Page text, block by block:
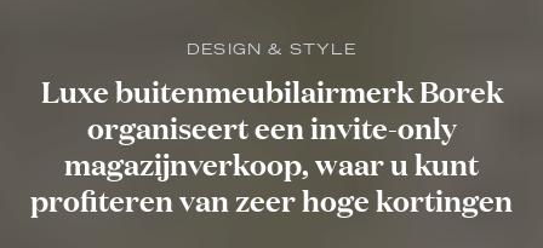
DESIGN & STYLE
Luxe buitenmeubilairmerk Borek
organiseert een invite-only
magazijnverkoop, waar u kunt
profiteren van zeer hoge kortingen